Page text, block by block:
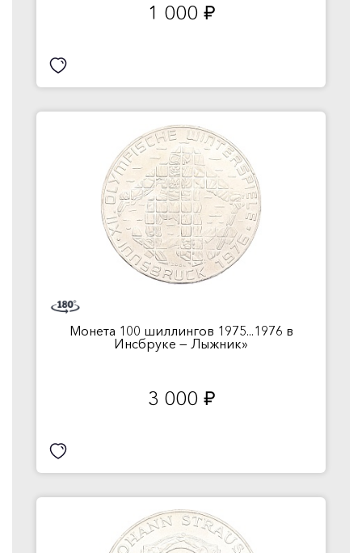
1 000 руб.
Монета 100 шиллингов 1975...1976 в
Инсбруке — Лыжник»
3 000 руб.